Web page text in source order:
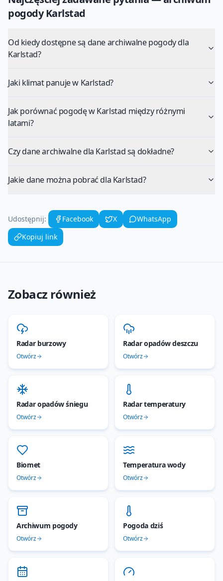
pogodyKarlstad
Od kiedy dostępne są dane archiwalne pogody dla
Karlstad?
Jaki klimat panuje w Karlstad?
Jak porównać pogodę w Karlstad między różnymi
latami?
Czy dane archiwalne dla Karlstad są dokładne?
Jakie dane można pobrać dla Karlstad?
Udostępnij: Facebook X
WhatsApp
Kopiuj link
Zobacz również
Radar burzowy
Otwórz
Radar opadów deszczu
Otwórz
Radar opadów śniegu
Otwórz
Radar temperatury
Otwórz
Biomet
Otwórz
Temperatura wody
Otwórz
Archiwum pogody
Otwórz
Pogoda dziś
Otwórz